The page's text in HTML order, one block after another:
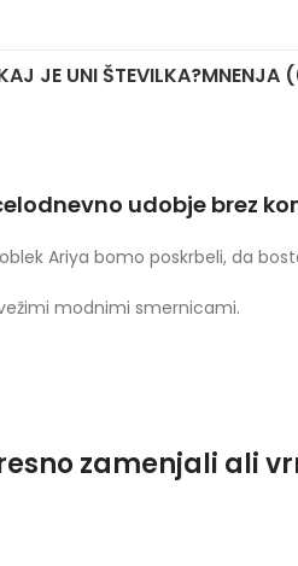
JE UNI ŠTEVILKA?MNENJA
udobje brez
Ariya bomo poskrbeli, da
modnimi smernicami.
zamenjali ali